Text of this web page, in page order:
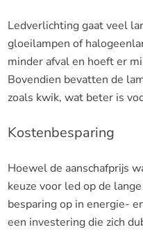
Ledverlichting gaat veel
gloeilampen of
minder afval en hoeft er
Bovendien bevatten de
zoals kwik, wat beter is
Kostenbesparing
Hoewel de aanschafprijs
keuze voor led op de
besparing op in energie-
een investering die zich